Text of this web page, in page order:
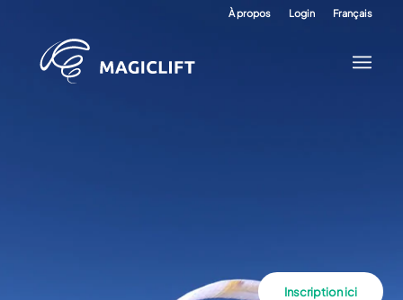
À propos Login Français
Inscription ici